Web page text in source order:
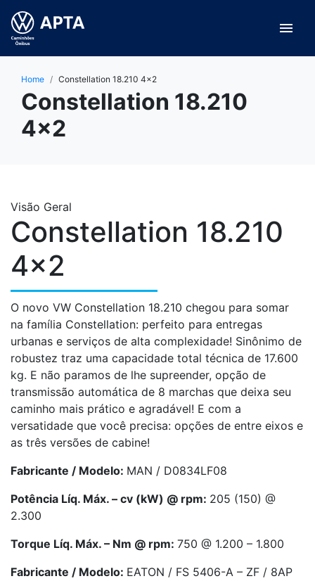
menu
Home Constellation 18.210 4×2
Constellation 18.210
4×2
Visão Geral
Constellation 18.210
4×2
O novo VW Constellation 18.210 chegou para somar
na família Constellation: perfeito para entregas
urbanas e serviços de alta complexidade! Sinônimo de
robustez traz uma capacidade total técnica de 17.600
kg. E não paramos de lhe supreender, opção de
transmissão automática de 8 marchas que deixa seu
caminho mais prático e agradável! E com a
versatidade que você precisa: opções de entre eixos e
as três versões de cabine!
Fabricante / Modelo: MAN / D0834LF08
Potência Líq. Máx. – cv (kW) @ rpm: 205 (150) @
2.300
Torque Líq. Máx. – Nm @ rpm: 750 @ 1.200 – 1.800
Fabricante / Modelo: EATON / FS 5406-A – ZF / 8AP